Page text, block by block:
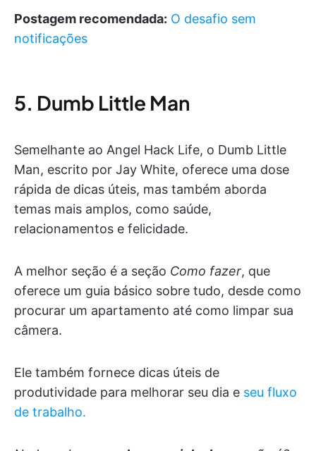
Postagem recomendada: O desafio sem
notificações
5. Dumb Little Man
Semelhante ao Angel Hack Life, o Dumb Little
Man, escrito por Jay White, oferece uma dose
rápida de dicas úteis, mas também aborda
temas mais amplos, como saúde,
relacionamentos e felicidade.
A melhor seção é a seção Como fazer, que
oferece um guia básico sobre tudo, desde como
procurar um apartamento até como limpar sua
câmera.
Ele também fornece dicas úteis de
produtividade para melhorar seu dia e seu fluxo
de trabalho.